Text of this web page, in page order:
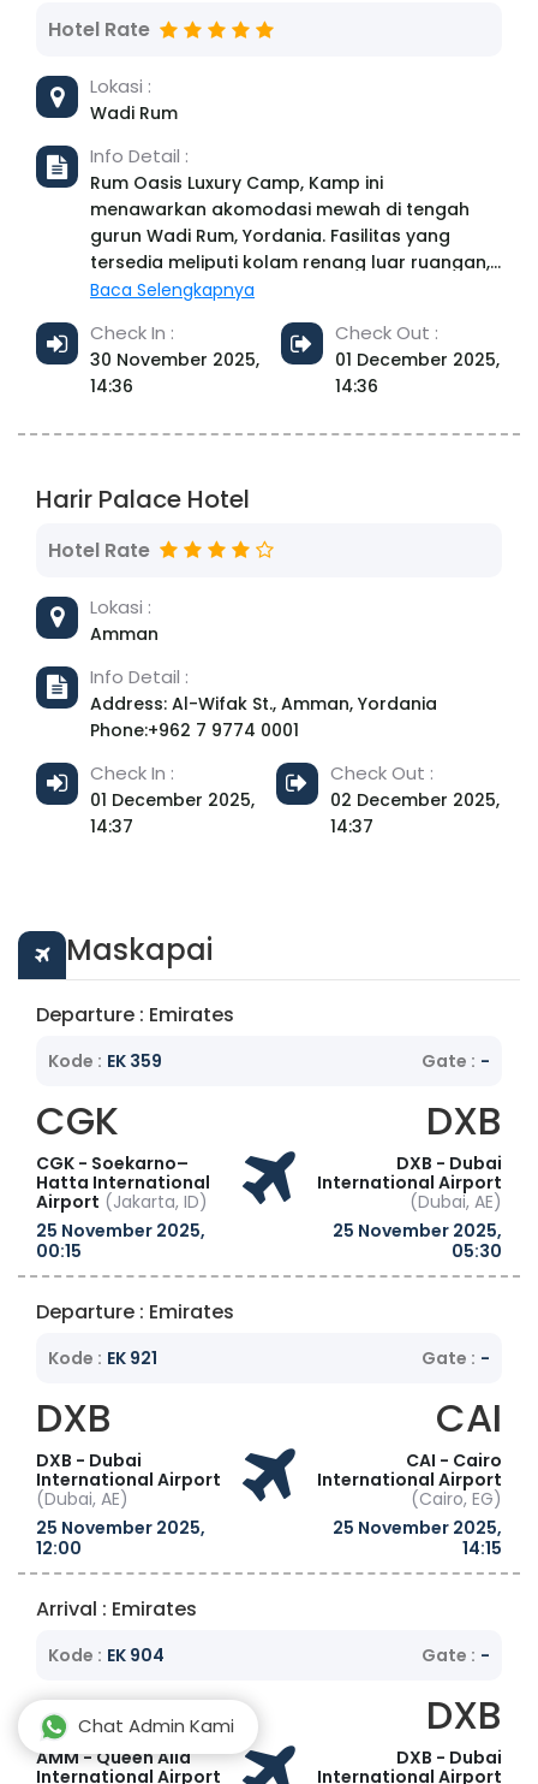
Jerusalem memiliki AC dan lemari. Sarapan
kontinental, vegetarian, dan halal. Staf dapat
berbicara bahasa Arab, Inggris, dan Ibrani di
yang populer di dekat akomodasi termasuk
Gereja All Nations, Dome of the Rock, dan
Tembok Barat. Bandara terdekat adalah
Bandara Ben Gurion, 48 km dari New Capitol
Hotel - Yerusalem.
Hotel Rate
Lokasi :
Wadi Rum
Info Detail :
Rum Oasis Luxury Camp, Kamp ini
menawarkan akomodasi mewah di tengah
gurun Wadi Rum, Yordania. Fasilitas yang
tersedia meliputi kolam renang luar ruangan,
restoran, dan Wi-Fi gratis di area umum.
tidur berkualitas, kamar mandi pribadi, dan
teras luas untuk menikmati pemandangan
gurun yang menakjubkan. Para tamu juga
Baca Selengkapnya
Check In :
30 November 2025,
14:36
Check Out :
01 December 2025,
14:36
Harir Palace Hotel
Hotel Rate
Lokasi :
Amman
Info Detail :
Address: Al-Wifak St., Amman, Yordania
Phone:+962 7 9774 0001
Check In :
01 December 2025,
14:37
Check Out :
02 December 2025,
14:37
Maskapai
Departure : Emirates
Kode : EK 359 Gate : -
CGK
CGK - Soekarno–
Hatta International
Airport (Jakarta, ID)
25 November 2025,
00:15
DXB
DXB - Dubai
International Airport
(Dubai, AE)
25 November 2025,
05:30
Departure : Emirates
Kode : EK 921 Gate : -
DXB
DXB - Dubai
International Airport
(Dubai, AE)
25 November 2025,
12:00
CAI
CAI - Cairo
International Airport
(Cairo, EG)
25 November 2025,
14:15
Arrival : Emirates
Kode : EK 904 Gate : -
AMM
AMM - Queen Alia
International Airport
DXB
DXB - Dubai
International Airport
Chat Admin Kami